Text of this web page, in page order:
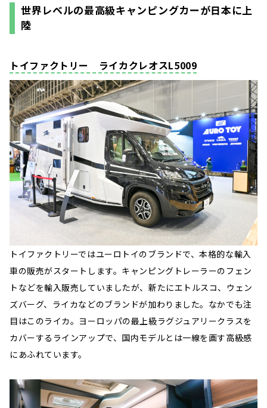
世界レベルの最高級キャンピングカーが日本に上
陸
トイファクトリー ライカクレオスL5009
トイファクトリーではユーロトイのブランドで、本格的な輸入
車の販売がスタートします。キャンピングトレーラーのフェン
トなどを輸入販売していましたが、新たにエトルスコ、ウェン
ズバーグ、ライカなどのブランドが加わりました。なかでも注
目はこのライカ。ヨーロッパの最上級ラグジュアリークラスを
カバーするラインアップで、国内モデルとは一線を画す高級感
にあふれています。